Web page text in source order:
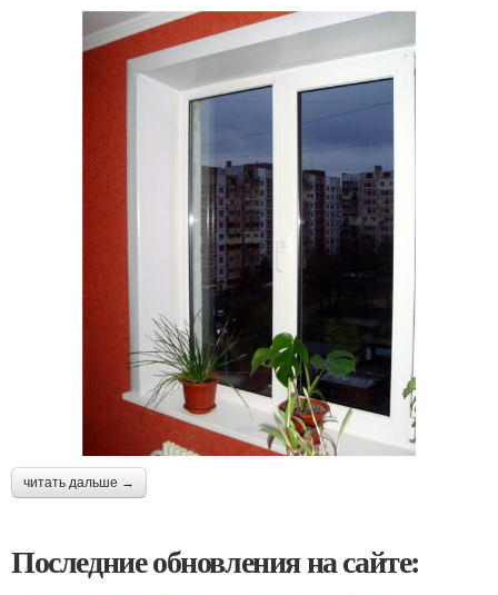
читать дальше →
Последние обновления на сайте: